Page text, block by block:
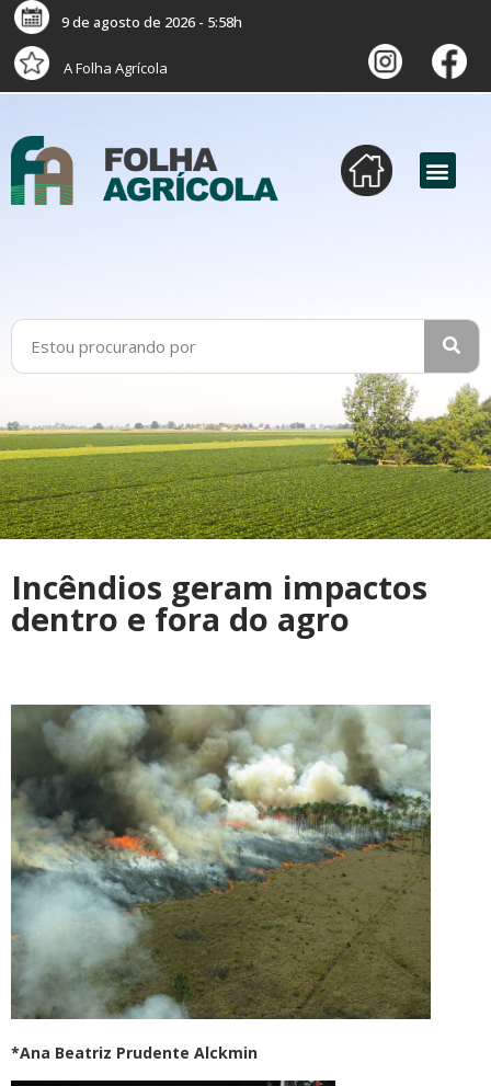
9 de agosto de 2026 - 5:58h
A Folha Agrícola
Incêndios geram impactos
dentro e fora do agro
*Ana Beatriz Prudente Alckmin